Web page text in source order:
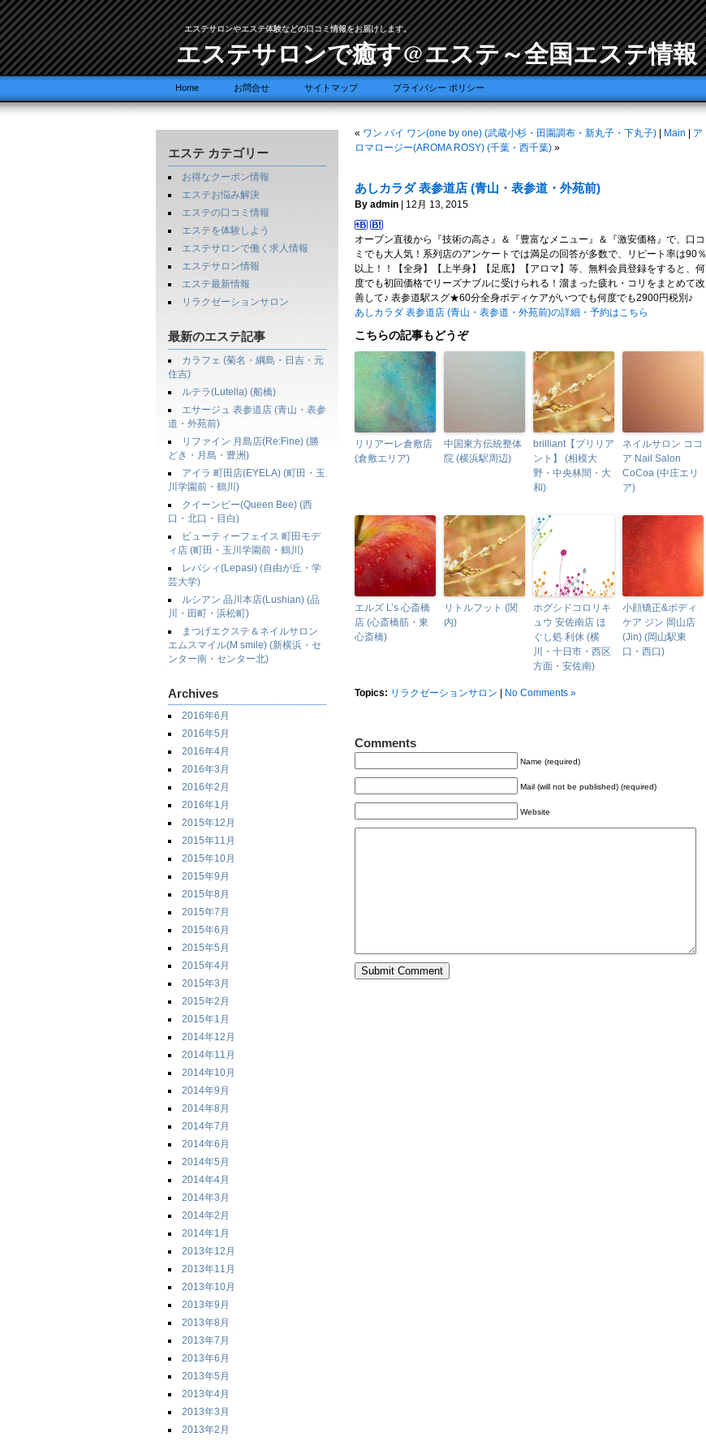
エステサロンやエステ体験などの口コミ情報をお届けします。
エステサロンで癒す@エステ～全国エステ情報
Home お問合せ サイトマップ プライバシー ポリシー
エステ カテゴリー
お得なクーポン情報
エステお悩み解決
エステの口コミ情報
エステを体験しよう
エステサロンで働く求人情報
エステサロン情報
エステ最新情報
リラクゼーションサロン
最新のエステ記事
カラフェ (菊名・綱島・日吉・元
住吉)
ルテラ(Lutella) (船橋)
エサージュ 表参道店 (青山・表参
道・外苑前)
リファイン 月島店(Re:Fine) (勝
どき・月島・豊洲)
アイラ 町田店(EYELA) (町田・玉
川学園前・鶴川)
クイーンビー(Queen Bee) (西
口・北口・目白)
ビューティーフェイス 町田モデ
ィ店 (町田・玉川学園前・鶴川)
レパシィ(Lepasi) (自由が丘・学
芸大学)
ルシアン 品川本店(Lushian) (品
川・田町・浜松町)
まつげエクステ＆ネイルサロン
エムスマイル(M smile) (新横浜・セ
ンター南・センター北)
Archives
2016年6月
2016年5月
2016年4月
2016年3月
2016年2月
2016年1月
2015年12月
2015年11月
2015年10月
2015年9月
2015年8月
2015年7月
2015年6月
2015年5月
2015年4月
2015年3月
2015年2月
2015年1月
2014年12月
2014年11月
2014年10月
2014年9月
2014年8月
2014年7月
2014年6月
2014年5月
2014年4月
2014年3月
2014年2月
2014年1月
2013年12月
2013年11月
2013年10月
2013年9月
2013年8月
2013年7月
2013年6月
2013年5月
2013年4月
2013年3月
2013年2月
« ワン バイ ワン(one by one) (武蔵小杉・田園調布・新丸子・下丸子) Main
ア
ロマロージー(AROMA ROSY) (千葉・西千葉) »
あしカラダ 表参道店 (青山・表参道・外苑前)
By admin | 12月 13, 2015
オープン直後から『技術の高さ』＆『豊富なメニュー』＆『激安価格』で、口コ
ミでも大人気！系列店のアンケートでは満足の回答が多数で、リピート率は90％
以上！！【全身】【上半身】【足底】【アロマ】等、無料会員登録をすると、何
度でも初回価格でリーズナブルに受けられる！溜まった疲れ・コリをまとめて改
善して♪ 表参道駅スグ★60分全身ボディケアがいつでも何度でも2900円税別♪
あしカラダ 表参道店 (青山・表参道・外苑前)の詳細・予約はこちら
こちらの記事もどうぞ
リリアーレ倉敷店
(倉敷エリア)
中国東方伝統整体
院 (横浜駅周辺)
brilliant【ブリリア
ント】 (相模大
野・中央林間・大
和)
ネイルサロン ココ
ア Nail Salon
CoCoa (中庄エリ
ア)
エルズ L’s 心斎橋
店 (心斎橋筋・東
心斎橋)
リトルフット (関
内)
ホグシドコロリキ
ュウ 安佐南店 ほ
ぐし処 利休 (横
川・十日市・西区
方面・安佐南)
小顔矯正&ボディ
ケア ジン 岡山店
(Jin) (岡山駅東
口・西口)
Topics: リラクゼーションサロン No Comments »
Comments
Name (required)
Mail (will not be published) (required)
Website